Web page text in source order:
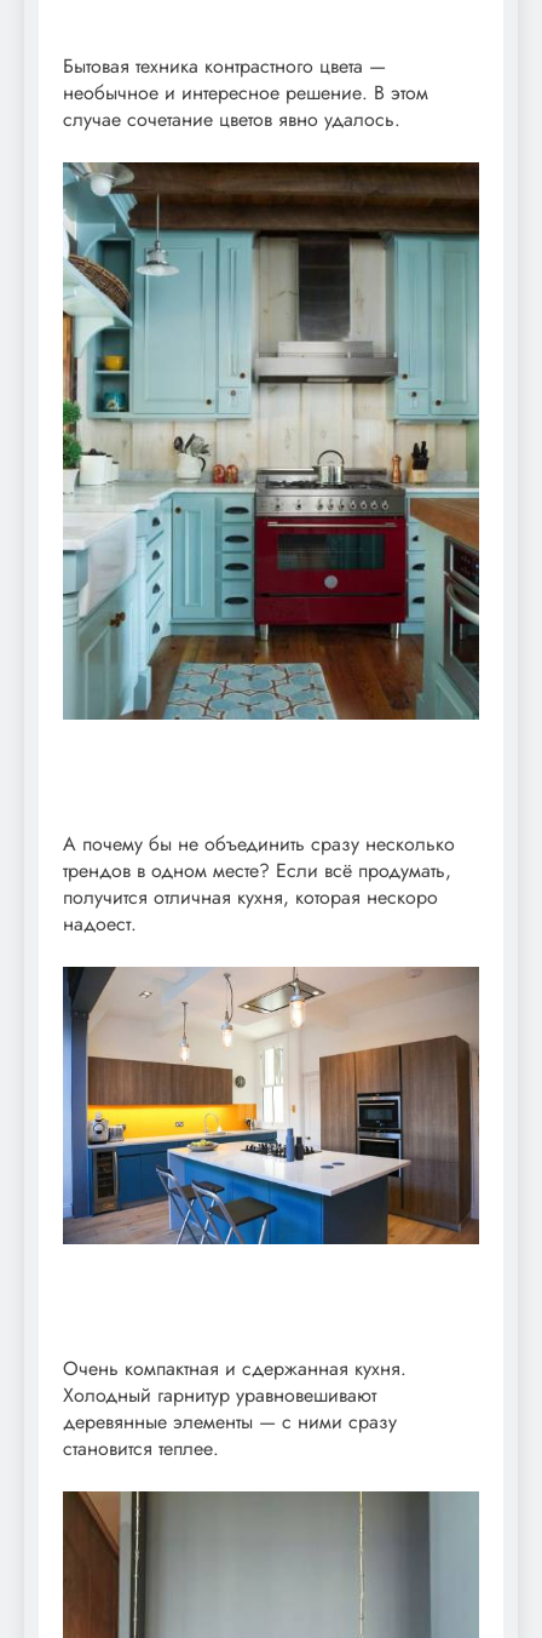
Бытовая техника контрастного цвета —
необычное и интересное решение. В этом
случае сочетание цветов явно удалось.
А почему бы не объединить сразу несколько
трендов в одном месте? Если всё продумать,
получится отличная кухня, которая нескоро
надоест.
Очень компактная и сдержанная кухня.
Холодный гарнитур уравновешивают
деревянные элементы — с ними сразу
становится теплее.